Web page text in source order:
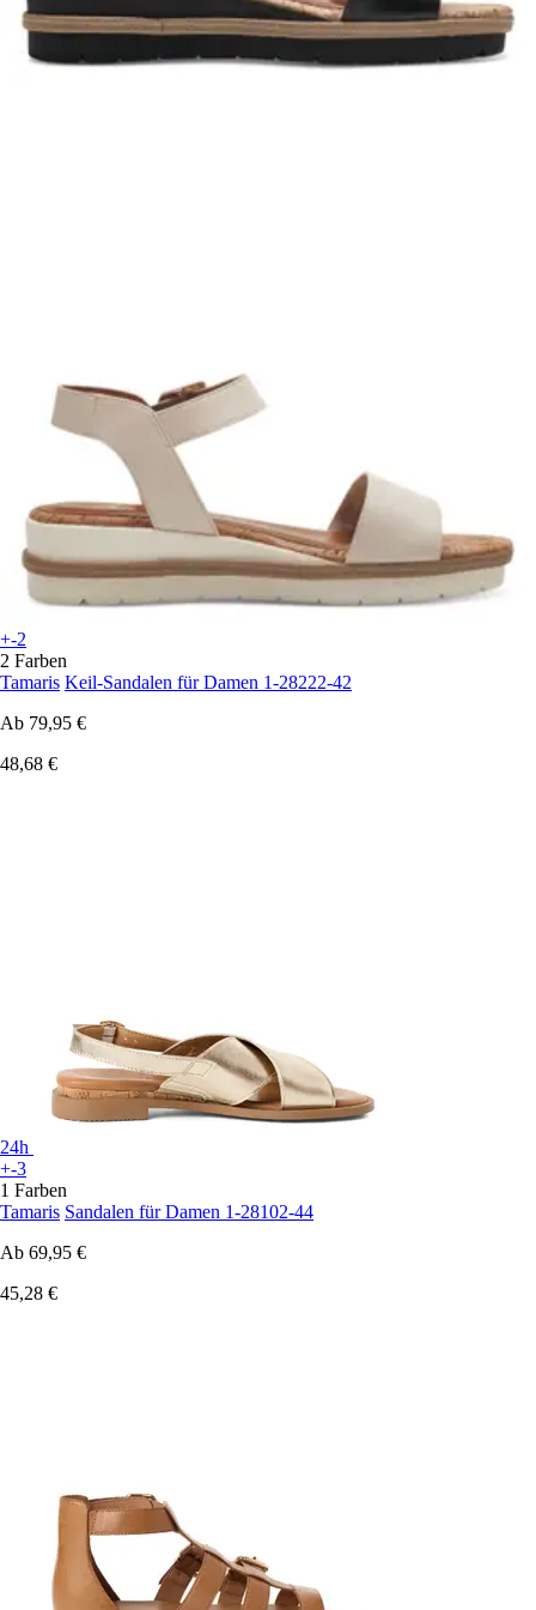
+-2
2 Farben
Tamaris Keil-Sandalen für Damen 1-28222-42
Ab 79,95 €
48,68 €
24h
+-3
1 Farben
Tamaris Sandalen für Damen 1-28102-44
Ab 69,95 €
45,28 €